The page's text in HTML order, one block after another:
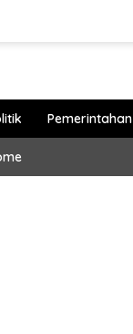
Pemerintahan